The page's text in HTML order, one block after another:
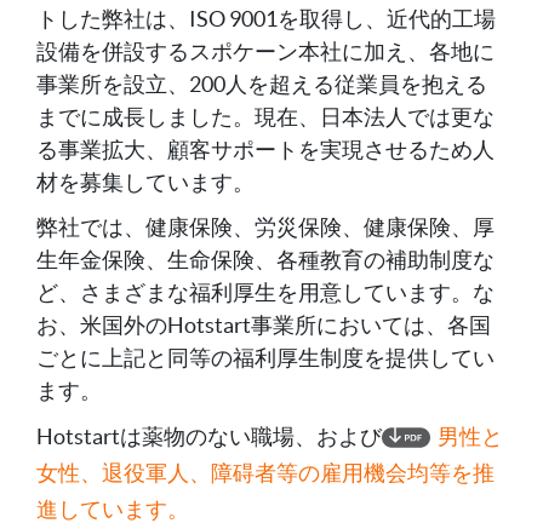
トした弊社は、ISO 9001を取得し、近代的工場
設備を併設するスポケーン本社に加え、各地に
事業所を設立、200人を超える従業員を抱える
までに成長しました。現在、日本法人では更な
る事業拡大、顧客サポートを実現させるため人
材を募集しています。
弊社では、健康保険、労災保険、健康保険、厚
生年金保険、生命保険、各種教育の補助制度な
ど、さまざまな福利厚生を用意しています。な
お、米国外のHotstart事業所においては、各国
ごとに上記と同等の福利厚生制度を提供してい
ます。
Hotstartは薬物のない職場、および
男性と
女性、退役軍人、障碍者等の雇用機会均等を推
進しています。